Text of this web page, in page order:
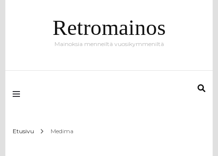
Retromainos
Mainoksia menneiltä vuosikymmeniltä
Etusivu Medima